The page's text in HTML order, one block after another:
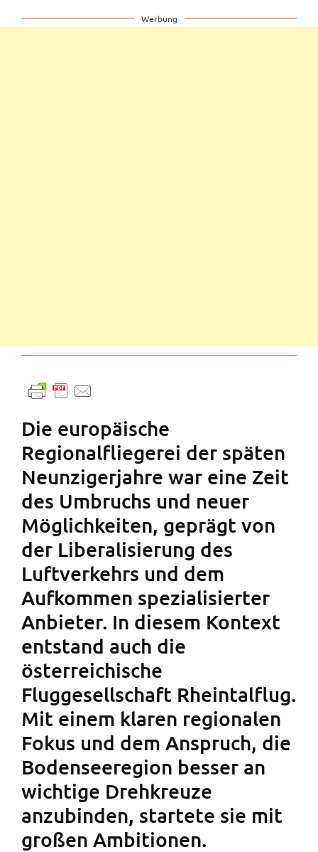
Werbung
Die europäische
Regionalfliegerei der späten
Neunzigerjahre war eine Zeit
des Umbruchs und neuer
Möglichkeiten, geprägt von
der Liberalisierung des
Luftverkehrs und dem
Aufkommen spezialisierter
Anbieter. In diesem Kontext
entstand auch die
österreichische
Fluggesellschaft Rheintalflug.
Mit einem klaren regionalen
Fokus und dem Anspruch, die
Bodenseeregion besser an
wichtige Drehkreuze
anzubinden, startete sie mit
großen Ambitionen.